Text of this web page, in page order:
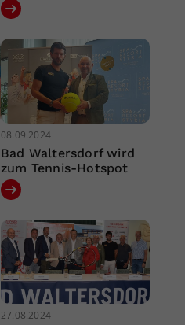
08.09.2024
Bad Waltersdorf wird
zum Tennis-Hotspot
27.08.2024